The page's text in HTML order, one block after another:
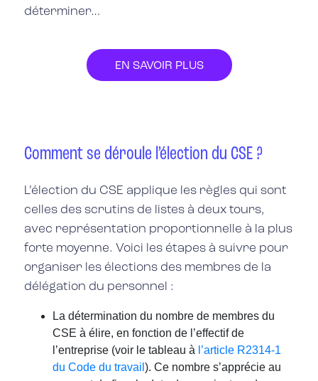
déterminer…
EN SAVOIR PLUS
Comment se déroule l’élection du CSE ?
L’élection du CSE applique les règles qui sont
celles des scrutins de listes à deux tours,
avec représentation proportionnelle à la plus
forte moyenne. Voici les étapes à suivre pour
organiser les élections des membres de la
délégation du personnel :
La détermination du nombre de membres du
CSE à élire, en fonction de l’effectif de
l’entreprise (voir le tableau à l’article R2314-1
du Code du travail ). Ce nombre s’apprécie au